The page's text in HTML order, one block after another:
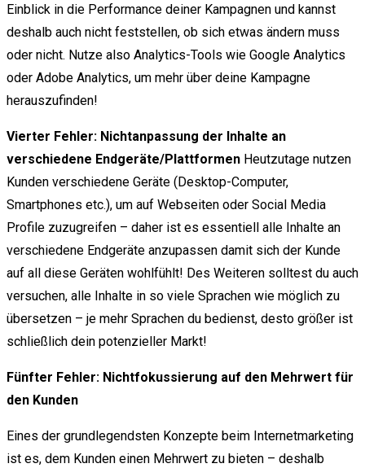
Einblick in die Performance deiner Kampagnen und kannst
deshalb auch nicht feststellen, ob sich etwas ändern muss
oder nicht. Nutze also Analytics-Tools wie Google Analytics
oder Adobe Analytics, um mehr über deine Kampagne
herauszufinden!
Vierter Fehler: Nichtanpassung der Inhalte an
verschiedene Endgeräte/Plattformen Heutzutage nutzen
Kunden verschiedene Geräte (Desktop-Computer,
Smartphones etc.), um auf Webseiten oder Social Media
Profile zuzugreifen – daher ist es essentiell alle Inhalte an
verschiedene Endgeräte anzupassen damit sich der Kunde
auf all diese Geräten wohlfühlt! Des Weiteren solltest du auch
versuchen, alle Inhalte in so viele Sprachen wie möglich zu
übersetzen – je mehr Sprachen du bedienst, desto größer ist
schließlich dein potenzieller Markt!
Fünfter Fehler: Nichtfokussierung auf den Mehrwert für
den Kunden
Eines der grundlegendsten Konzepte beim Internetmarketing
ist es, dem Kunden einen Mehrwert zu bieten – deshalb